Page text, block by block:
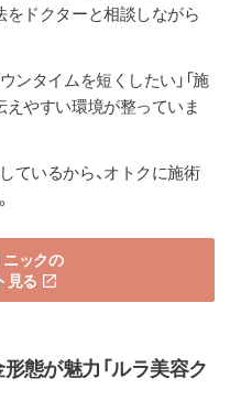
をドクターと相談しながら
ンタイムを短くしたい」「施
えやすい環境が整っていま
ているから、オトクに施術
ックの
見る
態が魅力「ルラ美容ク